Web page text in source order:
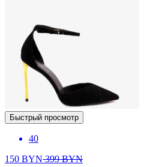
Быстрый просмотр
40
150 BYN399BYN